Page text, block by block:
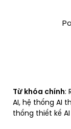
Từ khóa chính:
AI, hệ thống AI
thống thiết kế AI